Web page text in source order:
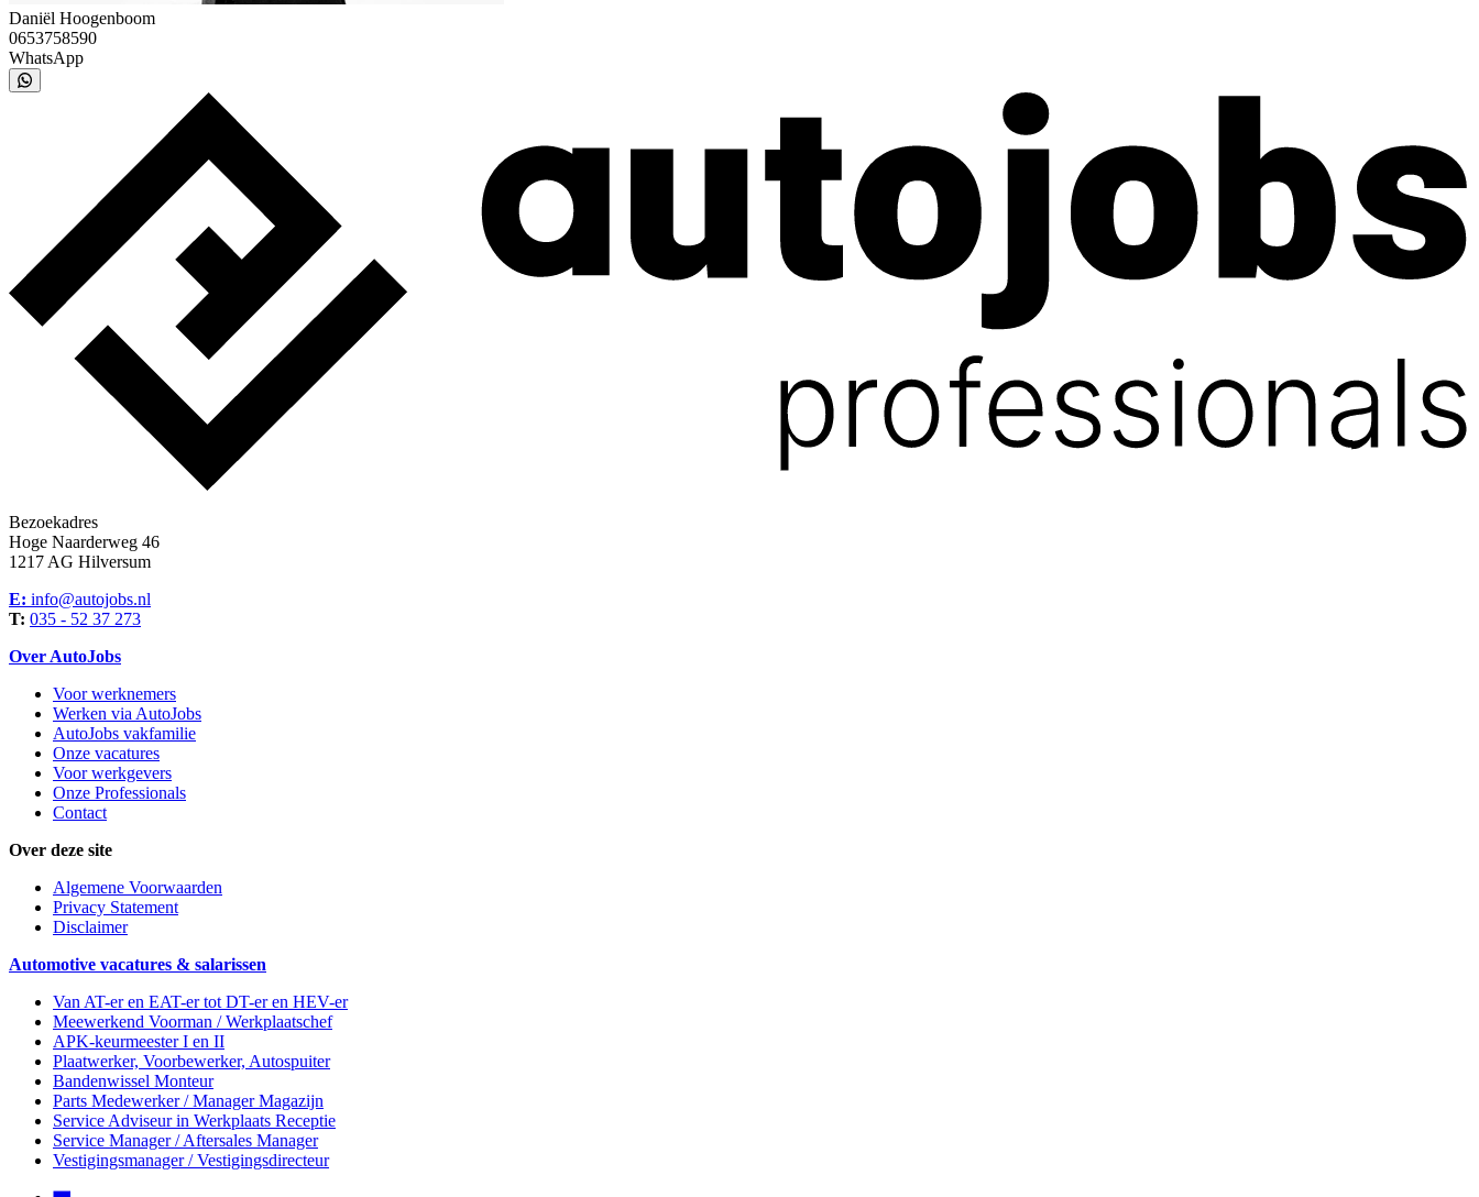
Daniël Hoogenboom
0653758590
WhatsApp
Bezoekadres
Hoge Naarderweg 46
1217 AG Hilversum
E: info@autojobs.nl
T: 035 - 52 37 273
Over AutoJobs
Voor werknemers
Werken via AutoJobs
AutoJobs vakfamilie
Onze vacatures
Voor werkgevers
Onze Professionals
Contact
Over deze site
Algemene Voorwaarden
Privacy Statement
Disclaimer
Automotive vacatures & salarissen
Van AT-er en EAT-er tot DT-er en HEV-er
Meewerkend Voorman / Werkplaatschef
APK-keurmeester I en II
Plaatwerker, Voorbewerker, Autospuiter
Bandenwissel Monteur
Parts Medewerker / Manager Magazijn
Service Adviseurin Werkplaats Receptie
Service Manager / Aftersales Manager
Vestigingsmanager / Vestigingsdirecteur